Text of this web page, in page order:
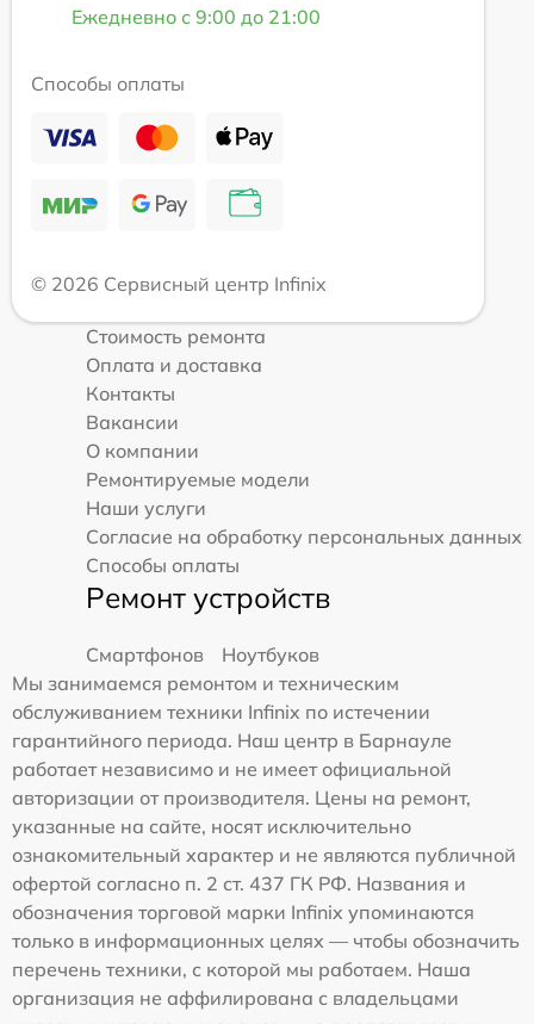
Ежедневно с 9:00 до 21:00
Способы оплаты
© 2026 Сервисный центр Infinix
Стоимость ремонта
Оплата и доставка
Контакты
Вакансии
О компании
Ремонтируемые модели
Наши услуги
Согласие на обработку персональных данных
Способы оплаты
Ремонт устройств
Смартфонов
Ноутбуков
Мы занимаемся ремонтом и техническим
обслуживанием техники Infinix по истечении
гарантийного периода. Наш центр в Барнауле
работает независимо и не имеет официальной
авторизации от производителя. Цены на ремонт,
указанные на сайте, носят исключительно
ознакомительный характер и не являются публичной
офертой согласно п. 2 ст. 437 ГК РФ. Названия и
обозначения торговой марки Infinix упоминаются
только в информационных целях — чтобы обозначить
перечень техники, с которой мы работаем. Наша
организация не аффилирована с владельцами